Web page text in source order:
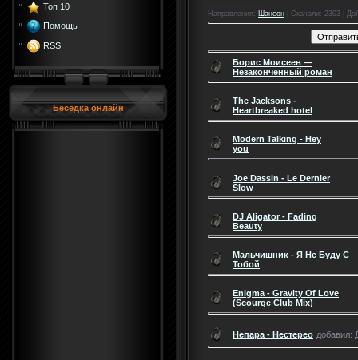
Топ 10
Помощь
RSS
Беседка онлайн
Направления : Шансон Скачали: 2303 |
Борис Моисеев —
Незаконченный роман
The Jacksons -
Heartbreaked hotel
Modern Talking - Hey
you
Joe Dassin - Le Dernier
Slow
DJ Aligator - Fading
Beauty
Мальчишник - Я Не Буду С
Тобой
Enigma - Gravity Of Love
(Scourge Club Mix)
Непара - Нестерео добавил: